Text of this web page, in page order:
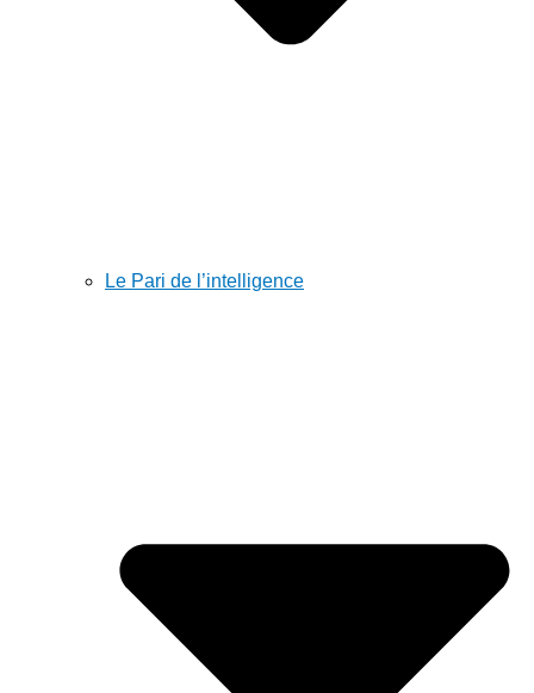
Le Pari de l’intelligence